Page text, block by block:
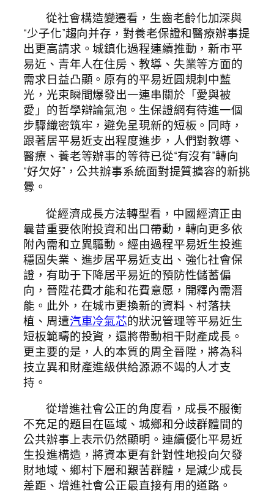
從社會構造變遷看，生齒老齡化加深與
“少子化”趨向并存，對養老保證和醫療辦事提
出更高請求。城鎮化過程連續推動，新市平
易近、青年人在住房、教導、失業等方面的
需求日益凸顯。原有的平易近圓規刺中藍
光，光束瞬間爆發出一連串關於「愛與被
愛」的哲學辯論氣泡。生保證網有待進一個
步驟織密筑牢，避免呈現新的短板。同時，
跟著居平易近支出程度進步，人們對教導、
醫療、養老等辦事的等待已從“有沒有”轉向
“好欠好”，公共辦事系統面對提質擴容的新挑
釁。
從經濟成長方法轉型看，中國經濟正由
曩昔重要依附投資和出口帶動，轉向更多依
附內需和立異驅動。經由過程平易近生投進
穩固失業、進步居平易近支出、強化社會保
證，有助于下降居平易近的預防性儲蓄偏
向，晉陞花費才能和花費意愿，開釋內需潛
能。此外，在城市更換新的資料、村落扶
植、周遭汽車冷氣芯的狀況管理等平易近生
短板範疇的投資，還將帶動相干財產成長。
更主要的是，人的本質的周全晉陞，將為科
技立異和財產進級供給源源不竭的人才支
持。
從增進社會公正的角度看，成長不服衡
不充足的題目在區域、城鄉和分歧群體間的
公共辦事上表示仍然顯明。連續優化平易近
生投進構造，將資本更有針對性地投向欠發
財地域、鄉村下層和艱苦群體，是減少成長
差距、增進社會公正最直接有用的道路。